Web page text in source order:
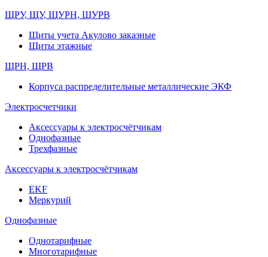
ЩРУ, ЩУ, ЩУРН, ЩУРВ
Щиты учета Акулово заказные
Щиты этажные
ЩРН, ЩРВ
Корпуса распределительные металлические ЭКФ
Электросчетчики
Аксессуары к электросчётчикам
Однофазные
Трехфазные
Аксессуары к электросчётчикам
EKF
Меркурий
Однофазные
Однотарифные
Многотарифные